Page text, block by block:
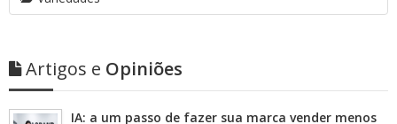
Artigos e Opiniões
IA: a um passo de fazer sua marca vender menos